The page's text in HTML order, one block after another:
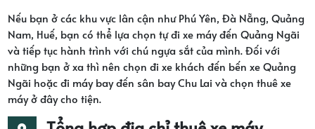
Nếu bạn ở các khu vực lân cận như Phú Yên, Đà Nẵng, Quảng
Nam, Huế, bạn có thể lựa chọn tự đi xe máy đến Quảng Ngãi
và tiếp tục hành trình với chú ngựa sắt của mình. Đối với
những bạn ở xa thì nên chọn đi xe khách đến bến xe Quảng
Ngãi hoặc đi máy bay đến sân bay Chu Lai và chọn thuê xe
máy ở đây cho tiện.